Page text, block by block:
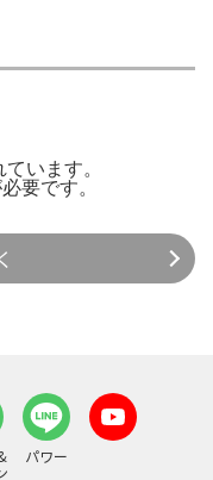
います。
要です。
パワー